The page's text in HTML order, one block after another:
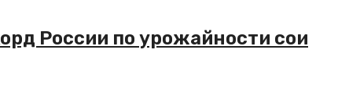
России по урожайности сои